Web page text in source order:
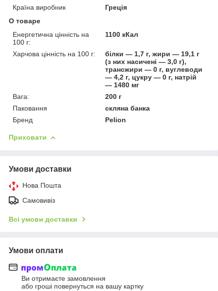
Країна виробник
Греція
О товаре
Енергетична цінність на
100 г:
1100 кКал
Харчова цінність на 100 г:
білки — 1,7 г, жири — 19,1 г
(з них насичені — 3,0 г),
трансжири — 0 г, вуглеводи
— 4,2 г, цукру — 0 г, натрій
— 1480 мг
Вага:
200 г
Паковання
скляна банка
Бренд
Pelion
Приховати
Умови доставки
Нова Пошта
Самовивіз
Всі умови доставки
Умови оплати
Ви отримаєте замовлення
або гроші повернуться на вашу картку